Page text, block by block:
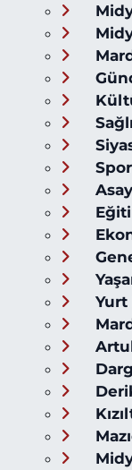
Spor
Yurt